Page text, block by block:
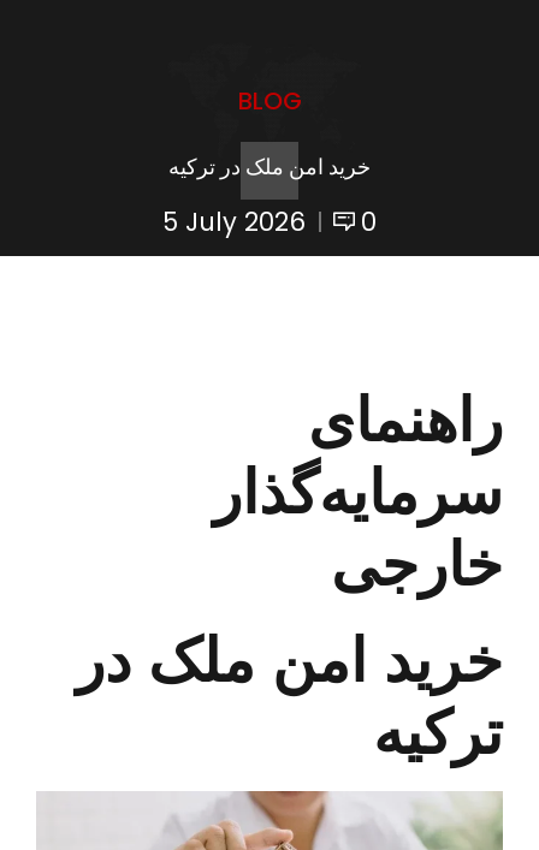
BLOG
خرید امن ملک در ترکیه
5 July 2026 0
راهنمای
سرمایه‌گذار
خارجی
خرید امن ملک در
ترکیه